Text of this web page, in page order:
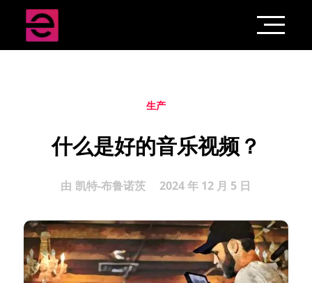
生产
什么是好的音乐视频？
由 凯特-布鲁诺茨 2024 年 12 月 5 日